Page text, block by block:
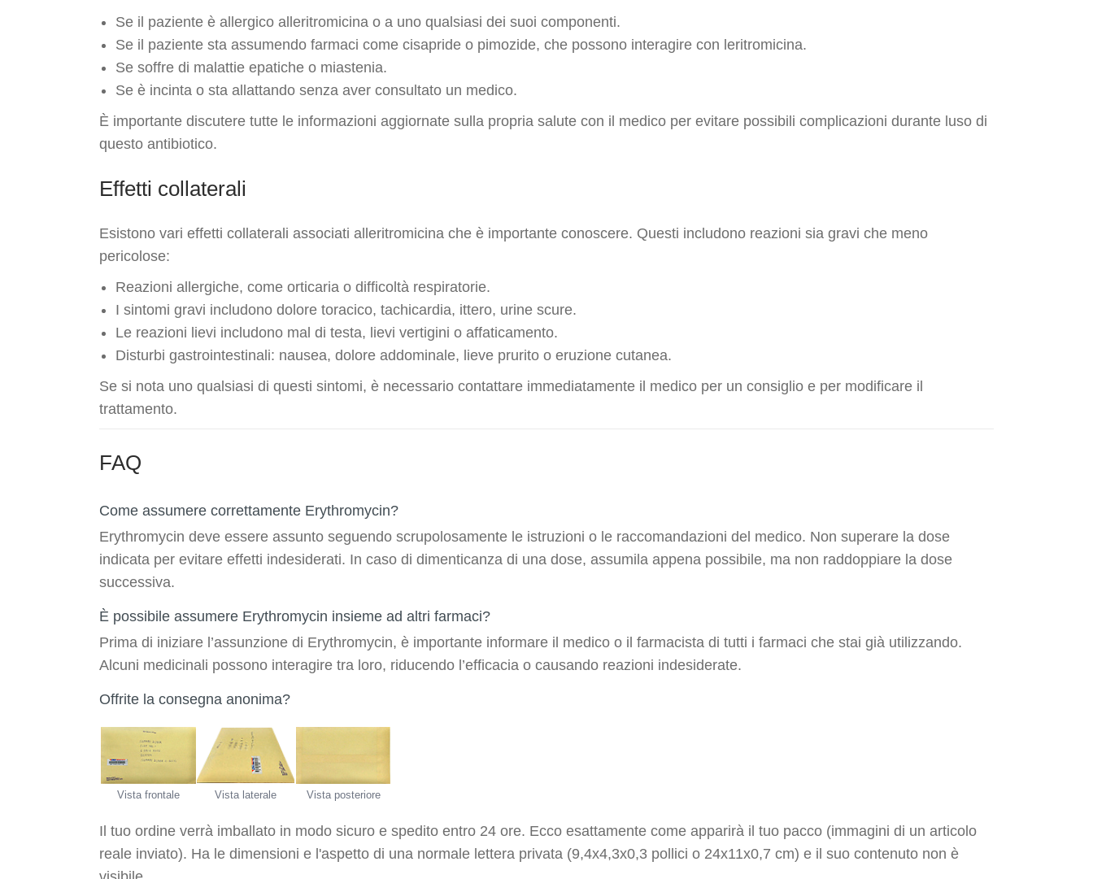
Se il paziente è allergico alleritromicina o a uno qualsiasi dei suoi componenti.
Se il paziente sta assumendo farmaci come cisapride o pimozide, che possono interagire con leritromicina.
Se soffre di malattie epatiche o miastenia.
Se è incinta o sta allattando senza aver consultato un medico.
È importante discutere tutte le informazioni aggiornate sulla propria salute con il medico per evitare possibili complicazioni durante luso di
questo antibiotico.
Effetti collaterali
Esistono vari effetti collaterali associati alleritromicina che è importante conoscere. Questi includono reazioni sia gravi che meno
pericolose:
Reazioni allergiche, come orticaria o difficoltà respiratorie.
I sintomi gravi includono dolore toracico, tachicardia, ittero, urine scure.
Le reazioni lievi includono mal di testa, lievi vertigini o affaticamento.
Disturbi gastrointestinali: nausea, dolore addominale, lieve prurito o eruzione cutanea.
Se si nota uno qualsiasi di questi sintomi, è necessario contattare immediatamente il medico per un consiglio e per modificare il
trattamento.
FAQ
Come assumere correttamente Erythromycin?
Erythromycin deve essere assunto seguendo scrupolosamente le istruzioni o le raccomandazioni del medico. Non superare la dose
indicata per evitare effetti indesiderati. In caso di dimenticanza di una dose, assumila appena possibile, ma non raddoppiare la dose
successiva.
È possibile assumere Erythromycin insieme ad altri farmaci?
Prima di iniziare l’assunzione di Erythromycin, è importante informare il medico o il farmacista di tutti i farmaci che stai già utilizzando.
Alcuni medicinali possono interagire tra loro, riducendo l’efficacia o causando reazioni indesiderate.
Offrite la consegna anonima?
Vista frontale Vista laterale Vista posteriore
Il tuo ordine verrà imballato in modo sicuro e spedito entro 24 ore. Ecco esattamente come apparirà il tuo pacco (immagini di un articolo
reale inviato). Ha le dimensioni e l'aspetto di una normale lettera privata (9,4x4,3x0,3 pollici o 24x11x0,7 cm) e il suo contenuto non è